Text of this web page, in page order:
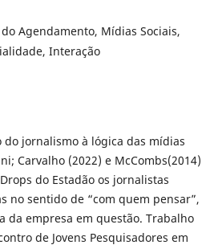
Agendamento, Mídias Sociais,
Interação
do jornalismo à lógica das mídias
Carvalho (2022) e McCombs(2014)
do Estadão os jornalistas
no sentido de “com quem pensar”,
da empresa em questão. Trabalho
de Jovens Pesquisadores em